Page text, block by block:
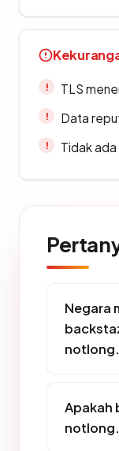
TLS
Data
Tidak
Negara
Apakah